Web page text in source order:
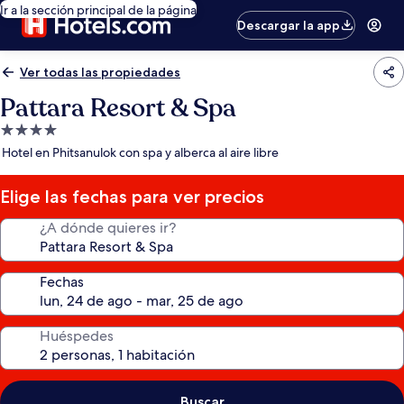
Ir a la sección principal de la página
Descargar la app
Ver todas las propiedades
Pattara Resort & Spa
Propiedad
de
estrellas
Hotel en Phitsanulok con spa y alberca al aire libre
Elige las fechas para ver precios
¿A dónde quieres ir?
Fechas
Huéspedes